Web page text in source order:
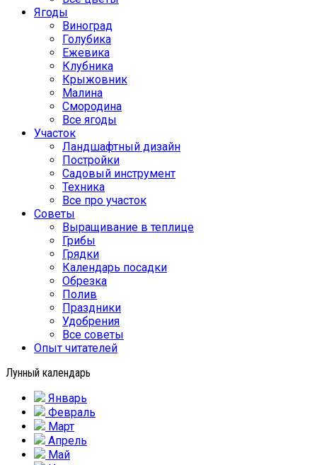
Ягоды
Виноград
Голубика
Ежевика
Клубника
Крыжовник
Малина
Смородина
Все ягоды
Участок
Ландшафтный дизайн
Постройки
Садовый инструмент
Техника
Все про участок
Советы
Выращивание в теплице
Грибы
Грядки
Календарь посадки
Обрезка
Полив
Праздники
Удобрения
Все советы
Опыт читателей
Лунный календарь
Январь
Февраль
Март
Апрель
Май